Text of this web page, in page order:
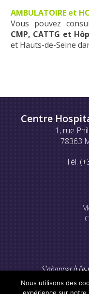
AMBULATOIRE et
Vous pouvez
CMP, CATTG et
et Hauts-de-Seine
Centre
1, rue
78363
Tél.
S'abonner à
Nous utilisons des